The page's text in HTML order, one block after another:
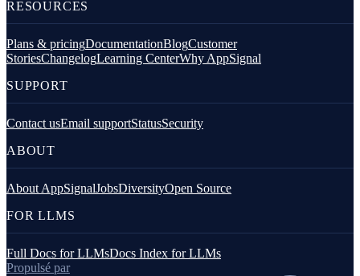
RESOURCES
Plans & pricingDocumentationBlogCustomer
StoriesChangelogLearning CenterWhy AppSignal
SUPPORT
Contact usEmail supportStatusSecurity
ABOUT
About AppSignalJobsDiversityOpen Source
FOR LLMS
Full Docs for LLMsDocs Index for LLMs
Propulsé par